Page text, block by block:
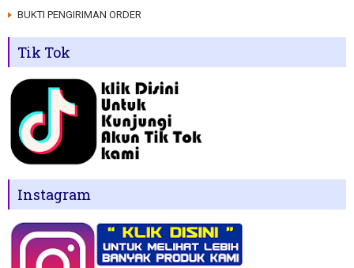
BUKTI PENGIRIMAN ORDER
Tik Tok
Instagram